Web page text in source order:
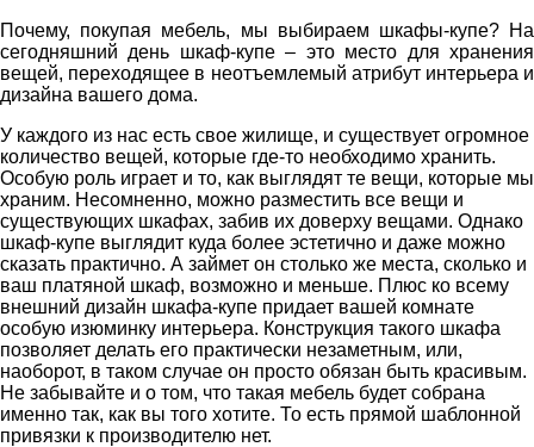
Почему, покупая мебель, мы выбираем шкафы-купе? На
сегодняшний день шкаф-купе – это место для хранения
вещей, переходящее в неотъемлемый атрибут интерьера и
дизайна вашего дома.
У каждого из нас есть свое жилище, и существует огромное
количество вещей, которые где-то необходимо хранить.
Особую роль играет и то, как выглядят те вещи, которые мы
храним. Несомненно, можно разместить все вещи и
существующих шкафах, забив их доверху вещами. Однако
шкаф-купе выглядит куда более эстетично и даже можно
сказать практично. А займет он столько же места, сколько и
ваш платяной шкаф, возможно и меньше. Плюс ко всему
внешний дизайн шкафа-купе придает вашей комнате
особую изюминку интерьера. Конструкция такого шкафа
позволяет делать его практически незаметным, или,
наоборот, в таком случае он просто обязан быть красивым.
Не забывайте и о том, что такая мебель будет собрана
именно так, как вы того хотите. То есть прямой шаблонной
привязки к производителю нет.